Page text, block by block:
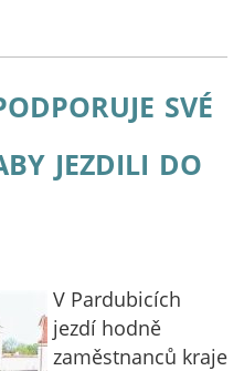
své
jezdili do
V Pardubicích
jezdí hodně
zaměstnanců kraje